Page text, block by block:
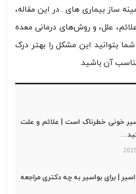
ساز بیماری های . در این مقاله،
علل، و روش‌های درمانی معده
بتوانید این مشکل را بهتر درک
آن باشید.
خونی خطرناک است | علائم و علت
| برای بواسیر به چه دکتری مراجعه